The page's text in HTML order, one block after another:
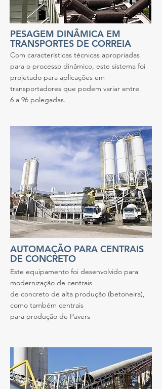
PESAGEM DINÂMICA EM
TRANSPORTES DE CORREIA
Com características técnicas apropriadas
para o processo dinâmico, este sistema foi
projetado para aplicações em
transportadores que podem variar entre
6 a 96 polegadas.
AUTOMAÇÃO PARA CENTRAIS
DE CONCRETO
Este equipamento foi desenvolvido para
modernização de centrais
de concreto de alta produção (betoneira),
como também centrais
para produção de Pavers